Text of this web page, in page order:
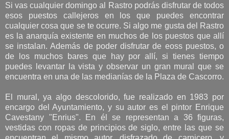
Si vas cualquier domingo al Rastro podrás disfrutar de todos
esos puestos callejeros en los que puedes encontrar
cualquier cosa que se te ocurre. Si algo me gusta del Rastro
es la anarquía existente en muchos de los puestos que allí
se instalan. Además de poder disfrutar de eoss puestos, o
de los muchos bares que hay por allí, si tienes tiempo
puedes levantar la vista y observar un gran mural que se
encuentra en una de las medianías de la Plaza de Cascorro.
El mural, ya algo descolorido, fue realizado en 1983 por
encargo del Ayuntamiento, y su autor es el pintor Enrique
Cavestany "Enrius". En él se representan a 36 figuras,
vestidas con ropas de principios de siglo, entre las que se